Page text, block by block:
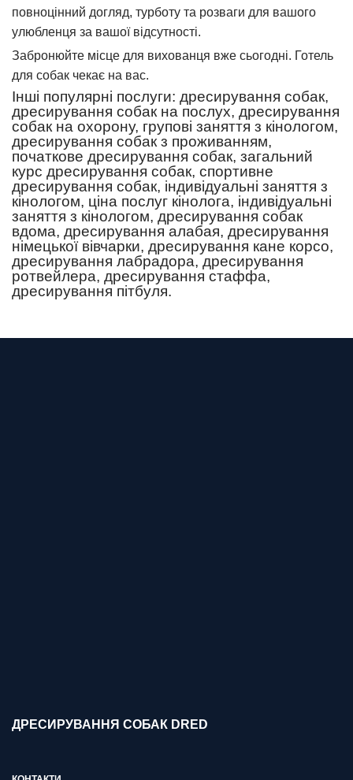
повноцінний догляд, турботу та розваги для вашого
улюбленця за вашої відсутності.
Забронюйте місце для вихованця вже сьогодні. Готель
для собак чекає на вас.
Інші популярні послуги: дресирування собак,
дресирування собак на послух, дресирування
собак на охорону, групові заняття з кінологом,
дресирування собак з проживанням,
початкове дресирування собак, загальний
курс дресирування собак, спортивне
дресирування собак, індивідуальні заняття з
кінологом, ціна послуг кінолога, індивідуальні
заняття з кінологом, дресирування собак
вдома, дресирування алабая, дресирування
німецької вівчарки, дресирування кане корсо,
дресирування лабрадора, дресирування
ротвейлера, дресирування стаффа,
дресирування пітбуля.
ДРЕСИРУВАННЯ СОБАК DRED